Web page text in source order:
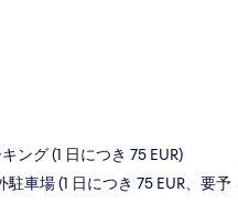
ング (1 日につき 75 EUR)
車場 (1 日につき 75 EUR、要予